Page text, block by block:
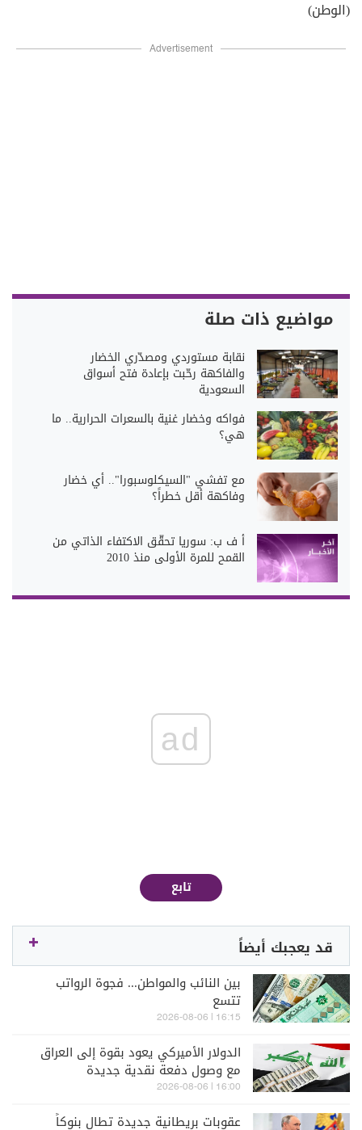
(الوطن)
Advertisement
مواضيع ذات صلة
نقابة مستوردي ومصدّري الخضار
والفاكهة رحّبت بإعادة فتح أسواق
السعودية
فواكه وخضار غنية بالسعرات الحرارية.. ما
هي؟
مع تفشي "السيكلوسبورا".. أي خضار
وفاكهة أقل خطراً؟
أ ف ب: سوريا تحقّق الاكتفاء الذاتي من
القمح للمرة الأولى منذ 2010
ad
تابع
قد يعجبك أيضاً
بين النائب والمواطن... فجوة الرواتب
تتسع
16:15 | 2026-08-06
الدولار الأميركي يعود بقوة إلى العراق
مع وصول دفعة نقدية جديدة
16:00 | 2026-08-06
عقوبات بريطانية جديدة تطال بنوكاً